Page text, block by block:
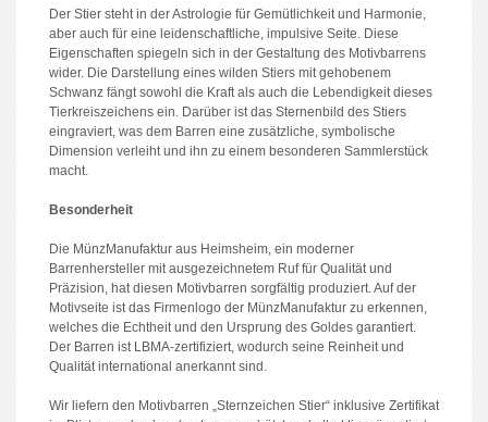
Der Stier steht in der Astrologie für Gemütlichkeit und Harmonie,
aber auch für eine leidenschaftliche, impulsive Seite. Diese
Eigenschaften spiegeln sich in der Gestaltung des Motivbarrens
wider. Die Darstellung eines wilden Stiers mit gehobenem
Schwanz fängt sowohl die Kraft als auch die Lebendigkeit dieses
Tierkreiszeichens ein. Darüber ist das Sternenbild des Stiers
eingraviert, was dem Barren eine zusätzliche, symbolische
Dimension verleiht und ihn zu einem besonderen Sammlerstück
macht.
Besonderheit
Die MünzManufaktur aus Heimsheim, ein moderner
Barrenhersteller mit ausgezeichnetem Ruf für Qualität und
Präzision, hat diesen Motivbarren sorgfältig produziert. Auf der
Motivseite ist das Firmenlogo der MünzManufaktur zu erkennen,
welches die Echtheit und den Ursprung des Goldes garantiert.
Der Barren ist LBMA-zertifiziert, wodurch seine Reinheit und
Qualität international anerkannt sind.
Wir liefern den Motivbarren „Sternzeichen Stier“ inklusive Zertifikat